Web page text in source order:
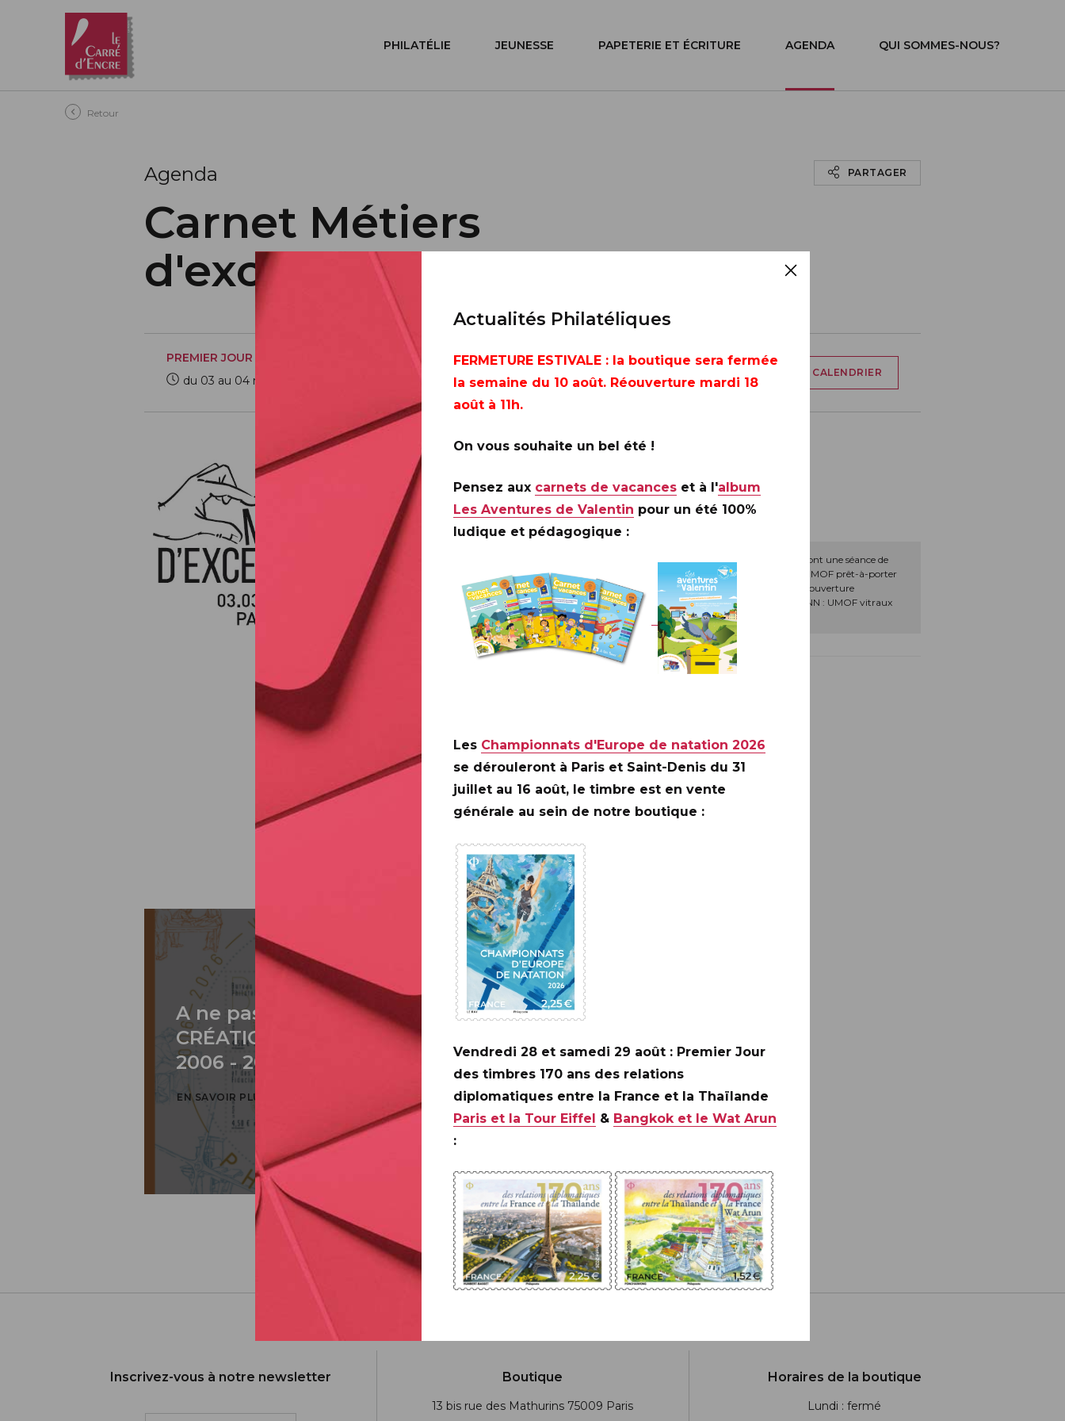
Aller au contenu principal
PHILATÉLIE JEUNESSE PAPETERIE ET ÉCRITURE AGENDA QUI SOMMES-NOUS?
Retour
Agenda
Carnet Métiers
d'excellence
PARTAGER
PREMIER JOUR
du 03 au 04 mars 2023
AJOUTER À MON CALENDRIER
PARIS (75)
Le Carré d'Encre, de 10H à 19H (oblitérations jusqu'à 17H)
13bis rue des Mathurins 75009 PARIS
Stéphane HUMBERT-BASSET et 5 UMOF animeront une séance de
dédicaces le vendredi 3 mars de 10H30 à 12H30 : Christelle SANTABARBARA : UMOF prêt-à-porter
couture soir Sandrine TESSIER : UMOF émaillage Stéphane COLINET : UMOF couverture
ornemaniste Arestakes NEVCHEHERLIAN : UMOF métier du plâtre Anaëlle PANN : UMOF vitraux
d'art
A ne pas rater: 20 ANS DE LA
CRÉATION DE PHILAPOSTE
2006 - 2026 / BLOC
EN SAVOIR PLUS
Inscrivez-vous à notre newsletter Boutique
13 bis rue des Mathurins 75009 Paris
Horaires de la boutique
Lundi : fermé
Actualités Philatéliques
FERMETURE ESTIVALE : la boutique sera fermée
la semaine du 10 août. Réouverture mardi 18
août à 11h.
On vous souhaite un bel été !
Pensez aux carnets de vacances et à l'album
Les Aventures de Valentin pour un été 100%
ludique et pédagogique :
Les Championnats d'Europe de natation 2026
se dérouleront à Paris et Saint-Denis du 31
juillet au 16 août, le timbre est en vente
générale au sein de notre boutique :
Vendredi 28 et samedi 29 août : Premier Jour
des timbres 170 ans des relations
diplomatiques entre la France et la Thaïlande
Paris et la Tour Eiffel & Bangkok et le Wat Arun
: